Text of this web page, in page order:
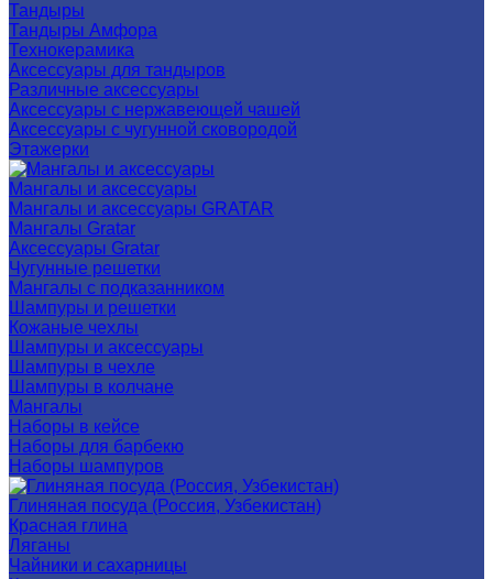
Тандыры
Тандыры Амфора
Технокерамика
Аксессуары для тандыров
Различные аксессуары
Аксессуары с нержавеющей чашей
Аксессуары с чугунной сковородой
Этажерки
Мангалы и аксессуары
Мангалы и аксессуары GRATAR
Мангалы Gratar
Аксессуары Gratar
Чугунные решетки
Мангалы с подказанником
Шампуры и решетки
Кожаные чехлы
Шампуры и аксессуары
Шампуры в чехле
Шампуры в колчане
Мангалы
Наборы в кейсе
Наборы для барбекю
Наборы шампуров
Глиняная посуда (Россия, Узбекистан)
Красная глина
Ляганы
Чайники и сахарницы